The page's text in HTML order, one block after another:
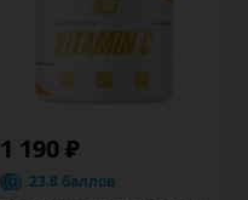
1 190 ₽
23.8 баллов